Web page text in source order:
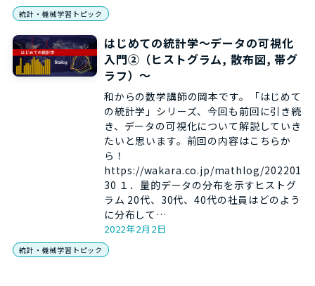
統計・機械学習トピック
はじめての統計学～データの可視化
入門②（ヒストグラム, 散布図, 帯グ
ラフ）～
和からの数学講師の岡本です。「はじめて
の統計学」シリーズ、今回も前回に引き続
き、データの可視化について解説していき
たいと思います。前回の内容はこちらか
ら！
https://wakara.co.jp/mathlog/202201
30 １．量的データの分布を示すヒストグ
ラム 20代、30代、40代の社員はどのよう
に分布して…
2022年2月2日
統計・機械学習トピック